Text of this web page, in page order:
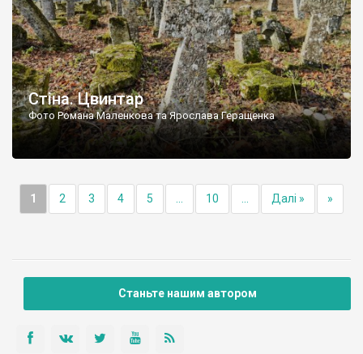
Стіна. Цвинтар
Фото Романа Маленкова та Ярослава Геращенка
1 2 3 4 5 10 Далі » »
Станьте нашим автором